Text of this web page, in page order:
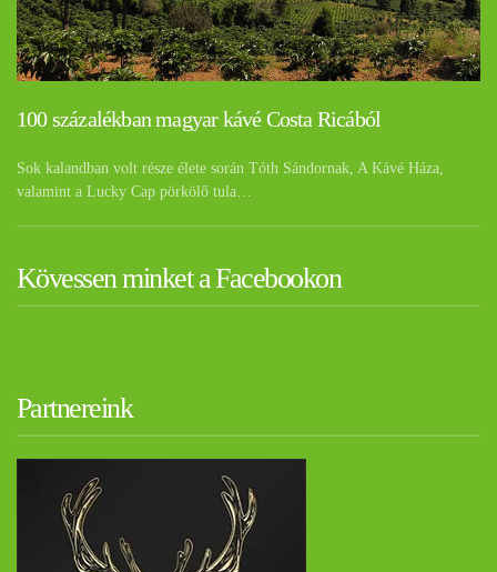
100 százalékban magyar kávé Costa Ricából
Sok kalandban volt része élete során Tóth Sándornak, A Kávé Háza,
valamint a Lucky Cap pörkölő tula…
Kövessen minket a Facebookon
Partnereink